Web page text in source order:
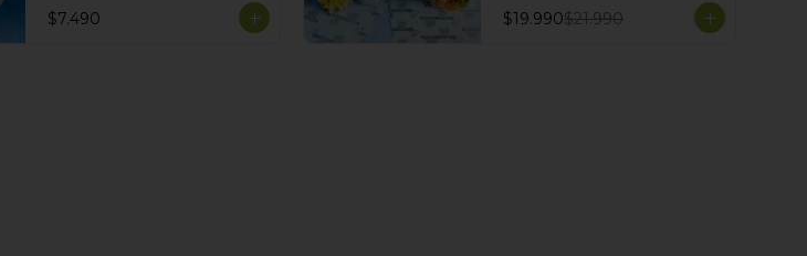
Ciboulette y Limoneta
$7.490 $19.990$21.990